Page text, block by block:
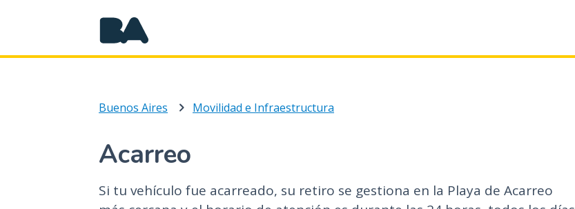
a
e
Buenos Aires Movilidad e Infraestructura
Acarreo
Si tu vehículo fue acarreado, su retiro se gestiona en la Playa de Acarreo